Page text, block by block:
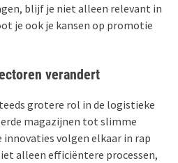
blijf je niet alleen relevant in
je ook je kansen op promotie
verandert
grotere rol in de logistieke
magazijnen tot slimme
volgen elkaar in rap
alleen efficiëntere processen,